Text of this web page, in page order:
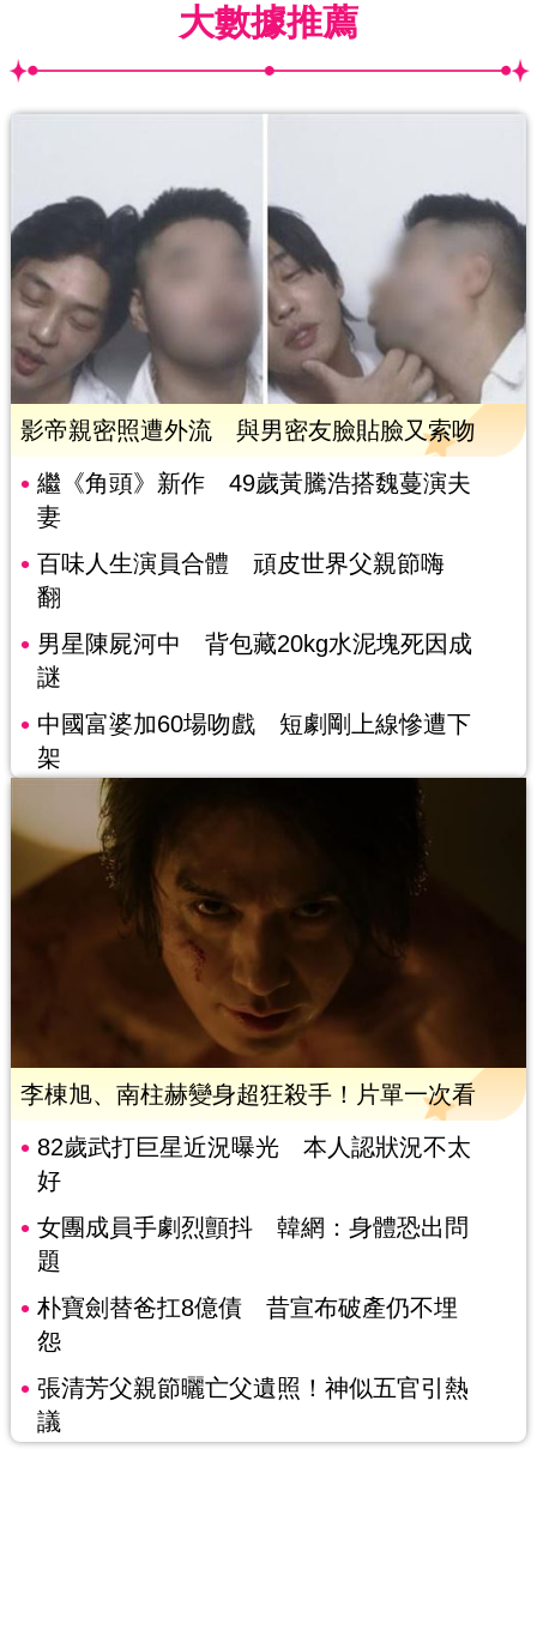
大數據推薦
影帝親密照遭外流 與男密友臉貼臉又索吻
繼《角頭》新作 49歲黃騰浩搭魏蔓演夫
妻
百味人生演員合體 頑皮世界父親節嗨
翻
男星陳屍河中 背包藏20kg水泥塊死因成
謎
中國富婆加60場吻戲 短劇剛上線慘遭下
架
李棟旭、南柱赫變身超狂殺手！片單一次看
82歲武打巨星近況曝光 本人認狀況不太
好
女團成員手劇烈顫抖 韓網：身體恐出問
題
朴寶劍替爸扛8億債 昔宣布破產仍不埋
怨
張清芳父親節曬亡父遺照！神似五官引熱
議